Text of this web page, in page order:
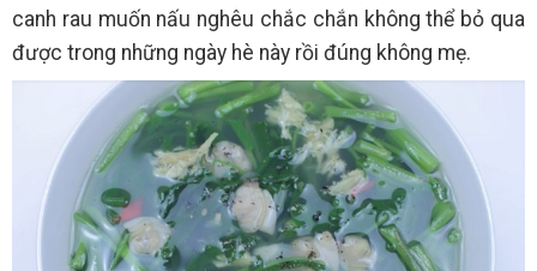
canh rau muốn nấu nghêu chắc chắn không thể bỏ qua
được trong những ngày hè này rồi đúng không mẹ.